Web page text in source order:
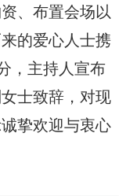
、布置会场以
的爱心人士携
，主持人宣布
士致辞，对现
挚欢迎与衷心